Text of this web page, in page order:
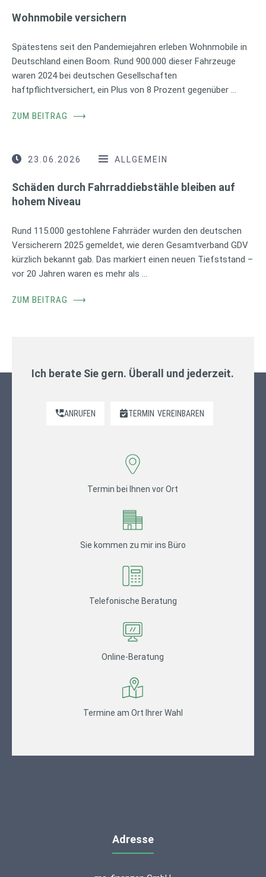
Wohnmobile versichern
Spätestens seit den Pandemiejahren erleben Wohnmobile in
Deutschland einen Boom. Rund 900.000 dieser Fahrzeuge
waren 2024 bei deutschen Gesellschaften
haftpflichtversichert, ein Plus von 8 Prozent gegenüber …
ZUM BEITRAG ⟶
23.06.2026 ALLGEMEIN
Schäden durch Fahrraddiebstähle bleiben auf
hohem Niveau
Rund 115.000 gestohlene Fahrräder wurden den deutschen
Versicherern 2025 gemeldet, wie deren Gesamtverband GDV
kürzlich bekannt gab. Das markiert einen neuen Tiefststand –
vor 20 Jahren waren es mehr als …
ZUM BEITRAG ⟶
Ich berate Sie gern. Überall und jederzeit.
ANRUFEN TERMIN VEREINBAREN
Termin bei Ihnen vor Ort
Sie kommen zu mir ins Büro
Telefonische Beratung
Online-Beratung
Termine am Ort Ihrer Wahl
Adresse